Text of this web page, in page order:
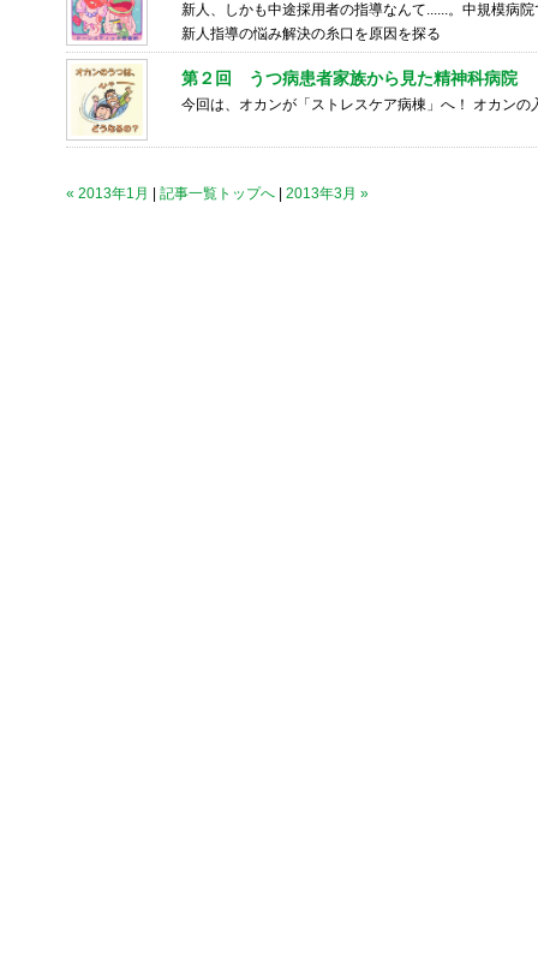
新人、しかも中途採用者の指導なんて......。中規模病
新人指導の悩み解決の糸口を原因を探る
第２回 うつ病患者家族から見た精神科病院
今回は、オカンが「ストレスケア病棟」へ！ オカン
« 2013年1月 記事一覧トップへ 2013年3月 »